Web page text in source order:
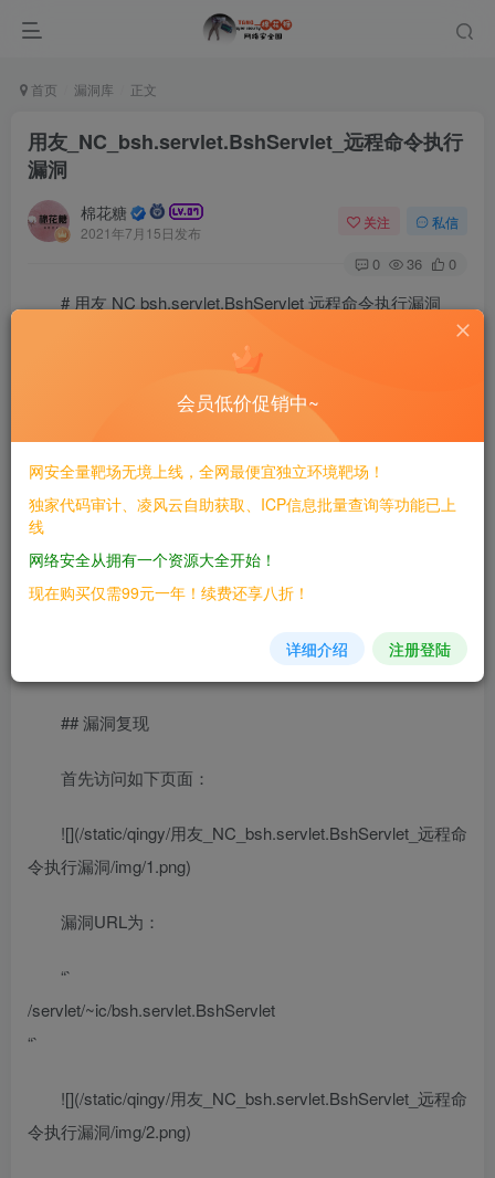
首页 漏洞库 正文
用友_NC_bsh.servlet.BshServlet_远程命令执行
漏洞
棉花糖
2021年7月15日发布
关注 私信
0 36 0
# 用友 NC bsh.servlet.BshServlet 远程命令执行漏洞
用友 NC bsh.servlet.BshServlet 存在远程命令执行漏
洞，通过BeanShell 执行远程命令获取服务器权限
## 漏洞影响
> 用友NC
## 漏洞复现
首先访问如下页面：
![](/static/qingy/用友_NC_bsh.servlet.BshServlet_远程命
令执行漏洞/img/1.png)
漏洞URL为：
“`
/servlet/~ic/bsh.servlet.BshServlet
“`
![](/static/qingy/用友_NC_bsh.servlet.BshServlet_远程命
令执行漏洞/img/2.png)
会员低价促销中~
网安全量靶场无境上线，全网最便宜独立环境靶场！
独家代码审计、凌风云自助获取、ICP信息批量查询等功能已上
线
网络安全从拥有一个资源大全开始！
现在购买仅需99元一年！续费还享八折！
详细介绍 注册登陆